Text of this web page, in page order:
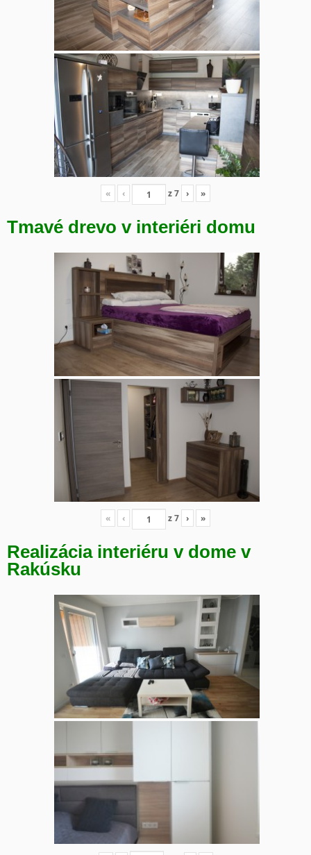
« ‹ z7 › »
Tmavé drevo v interiéri domu
« ‹ z7 › »
Realizácia interiéru v dome v
Rakúsku